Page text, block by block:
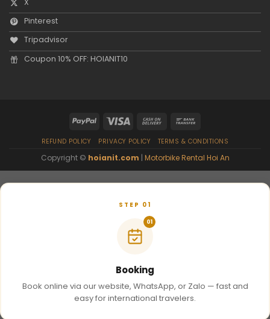
Pinterest
Tripadvisor
Coupon 10% OFF: HOIANIT10
REFUND POLICY PRIVACY POLICY TERMS & CONDITIONS
Copyright © hoianit.com | Motorbike Rental Hoi An
STEP 01
01
Booking
Book online via our website, WhatsApp, or Zalo — fast and
easy for international travelers.